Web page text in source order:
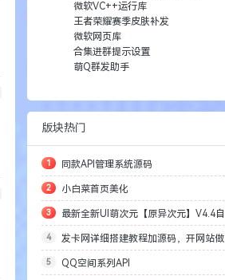
微软VC++运行库
王者荣耀赛季皮肤补发
微软网页库
合集进群提示设置
萌Q群发助手
版块热门
1 同款API管理系统源码
2 小白菜首页美化
3 最新全新UI萌次元【原异次元】V4.4自
动发卡系统源码
4 发卡网详细搭建教程加源码，开网站做
老板
5 QQ空间系列API